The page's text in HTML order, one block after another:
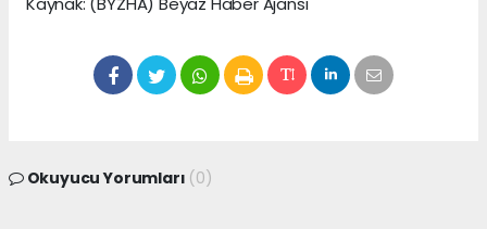
Okuyucu Yorumları (0)